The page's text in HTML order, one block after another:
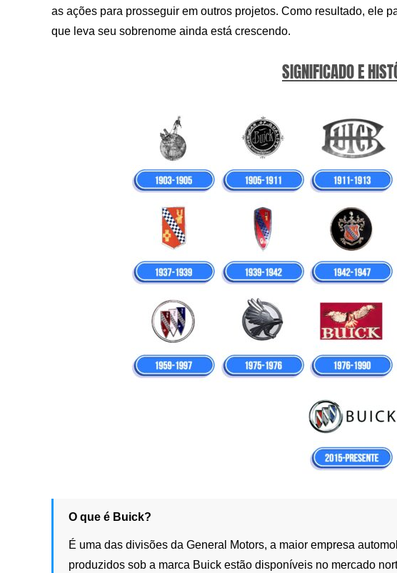
as ações para prosseguir em outros projetos. Como resultado, ele
que leva seu sobrenome ainda está crescendo.
SIGNIFICADO E
O que é Buick?
É uma das divisões da General Motors, a maior empresa
produzidos sob a marca Buick estão disponíveis no mercado